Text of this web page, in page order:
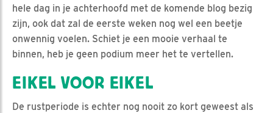
hele dag in je achterhoofd met de komende blog bezig
zijn, ook dat zal de eerste weken nog wel een beetje
onwennig voelen. Schiet je een mooie verhaal te
binnen, heb je geen podium meer het te vertellen.
EIKEL VOOR EIKEL
De rustperiode is echter nog nooit zo kort geweest als